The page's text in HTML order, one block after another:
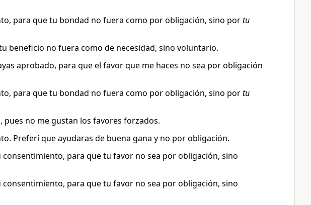
para que tu bondad no fuera como por obligación, sino portu
beneficio no fuera como de necesidad, sino voluntario.
aprobado, para que el favor que me haces no sea por obligación
para que tu bondad no fuera como por obligación, sino portu
no me gustan los favores forzados.
Preferí que ayudaras de buena gana y no por obligación.
para que tu favor no sea por obligación, sino
para que tu favor no sea por obligación, sino